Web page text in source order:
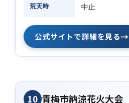
荒天時 中止
公式サイトで詳細を見る→
10 青梅市納涼花火大会